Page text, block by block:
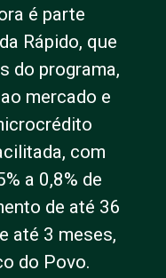
é parte
Rápido, que
do programa,
mercado e
com
a 0,8% de
de até 36
até 3 meses,
do Povo.